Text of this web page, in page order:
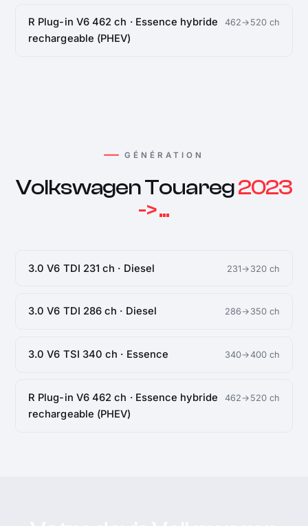
R Plug-in V6 462 ch · Essence hybride
rechargeable (PHEV)
462→520 ch
GÉNÉRATION
Volkswagen Touareg2023
-> ...
3.0 V6 TDI 231 ch · Diesel 231→320 ch
3.0 V6 TDI 286 ch · Diesel 286→350 ch
3.0 V6 TSI 340 ch · Essence 340→400 ch
R Plug-in V6 462 ch · Essence hybride
rechargeable (PHEV)
462→520 ch